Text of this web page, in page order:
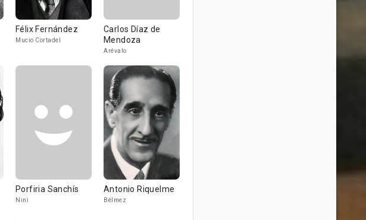
Félix Fernández
Mucio Cortadel
Carlos Díaz de
Mendoza
Arévalo
Porfiria Sanchís
Nini
Antonio Riquelme
Bélmez